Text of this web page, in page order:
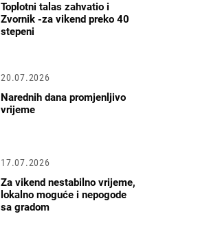
Toplotni talas zahvatio i
Zvornik -za vikend preko 40
stepeni
20.07.2026
Narednih dana promjenljivo
vrijeme
17.07.2026
Za vikend nestabilno vrijeme,
lokalno moguće i nepogode
sa gradom